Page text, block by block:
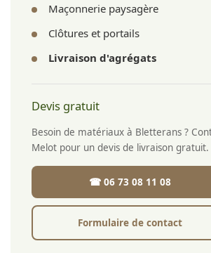
Maçonnerie paysagère
Clôtures et portails
Livraison d'agrégats
Devis gratuit
Besoin de matériaux à Bletterans ?
Melot pour un devis de livraison gratuit.
☎ 06 73 08 11 08
Formulaire de contact